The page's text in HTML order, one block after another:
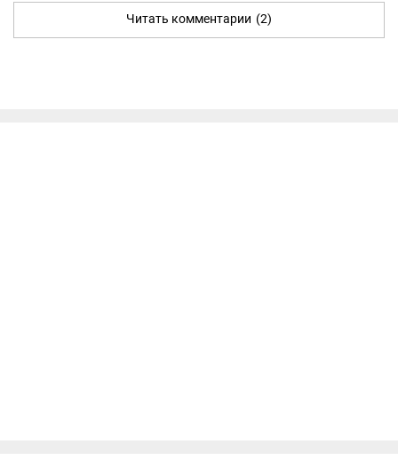
Читать комментарии (2)